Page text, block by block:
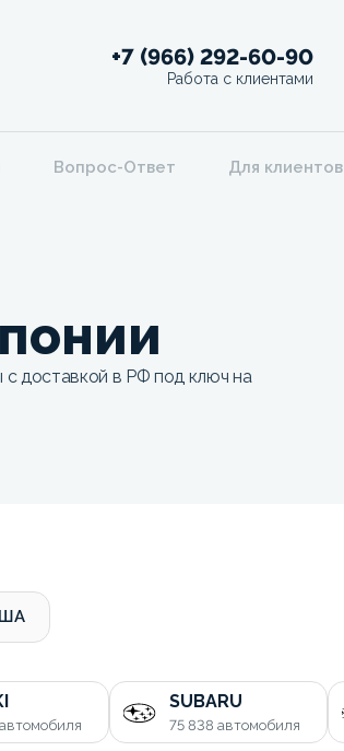
+7 (966) 292-60-90
Работа с клиентами
Вопрос-Ответ Для клиентов
с доставкой в РФ под ключ на
автомобиля
SUBARU
75 838 автомобиля